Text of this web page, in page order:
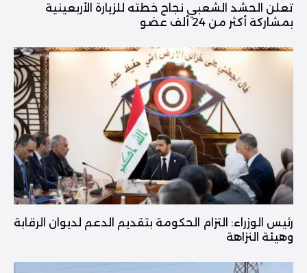
تعلن الحشد الشعبي نجاح خطته للزيارة الأربعينية
بمشاركة أكثر من 24 ألف عضو
رئيس الوزراء: التزام الحكومة بتقديم الدعم لديوان الرقابة
وهيئة النزاهة